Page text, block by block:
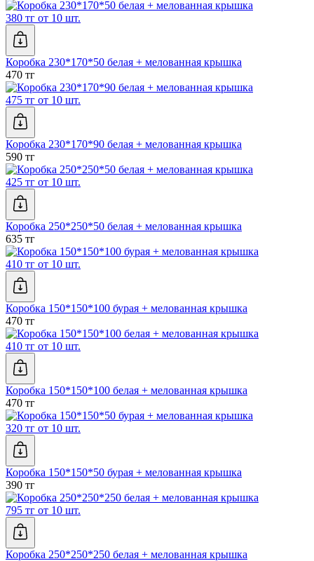
380 тг от 10 шт.
Коробка 230*170*50 белая + мелованная крышка
470 тг
475 тг от 10 шт.
Коробка 230*170*90 белая + мелованная крышка
590 тг
425 тг от 10 шт.
Коробка 250*250*50 белая + мелованная крышка
635 тг
410 тг от 10 шт.
Коробка 150*150*100 бурая + мелованная крышка
470 тг
410 тг от 10 шт.
Коробка 150*150*100 белая + мелованная крышка
470 тг
320 тг от 10 шт.
Коробка 150*150*50 бурая + мелованная крышка
390 тг
795 тг от 10 шт.
Коробка 250*250*250 белая + мелованная крышка